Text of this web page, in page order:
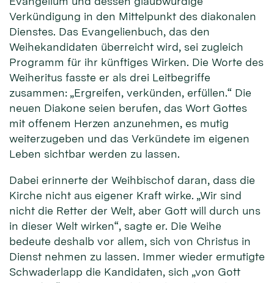
Verkündigung in den Mittelpunkt des diakonalen
Dienstes. Das Evangelienbuch, das den
Weihekandidaten überreicht wird, sei zugleich
Programm für ihr künftiges Wirken. Die Worte des
Weiheritus fasste er als drei Leitbegriffe
zusammen: „Ergreifen, verkünden, erfüllen.“ Die
neuen Diakone seien berufen, das Wort Gottes
mit offenem Herzen anzunehmen, es mutig
weiterzugeben und das Verkündete im eigenen
Leben sichtbar werden zu lassen.
Dabei erinnerte der Weihbischof daran, dass die
Kirche nicht aus eigener Kraft wirke. „Wir sind
nicht die Retter der Welt, aber Gott will durch uns
in dieser Welt wirken“, sagte er. Die Weihe
bedeute deshalb vor allem, sich von Christus in
Dienst nehmen zu lassen. Immer wieder ermutigte
Schwaderlapp die Kandidaten, sich „von Gott